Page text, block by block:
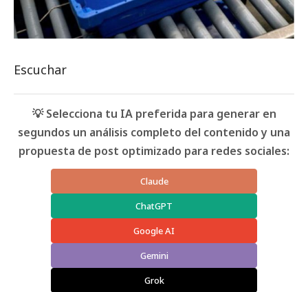
Escuchar
💡 Selecciona tu IA preferida para generar en
segundos un análisis completo del contenido y una
propuesta de post optimizado para redes sociales:
Claude
ChatGPT
Google AI
Gemini
Grok